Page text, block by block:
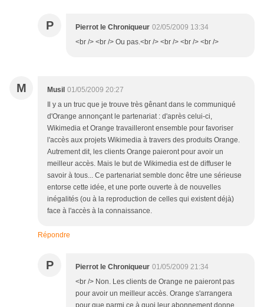
P Pierrot le Chroniqueur 02/05/2009 13:34
<br /> <br /> Ou pas.<br /> <br /> <br /> <br />
M Musil 01/05/2009 20:27
Il y a un truc que je trouve très gênant dans le communiqué
d'Orange annonçant le partenariat : d'après celui-ci,
Wikimedia et Orange travailleront ensemble pour favoriser
l'accès aux projets Wikimedia à travers des produits Orange.
Autrement dit, les clients Orange paieront pour avoir un
meilleur accès. Mais le but de Wikimedia est de diffuser le
savoir à tous... Ce partenariat semble donc être une sérieuse
entorse cette idée, et une porte ouverte à de nouvelles
inégalités (ou à la reproduction de celles qui existent déjà)
face à l'accès à la connaissance.
Répondre
P Pierrot le Chroniqueur 01/05/2009 21:34
<br /> Non. Les clients de Orange ne paieront pas
pour avoir un meilleur accès. Orange s'arrangera
pour que parmi ce à quoi leur abonnement donne